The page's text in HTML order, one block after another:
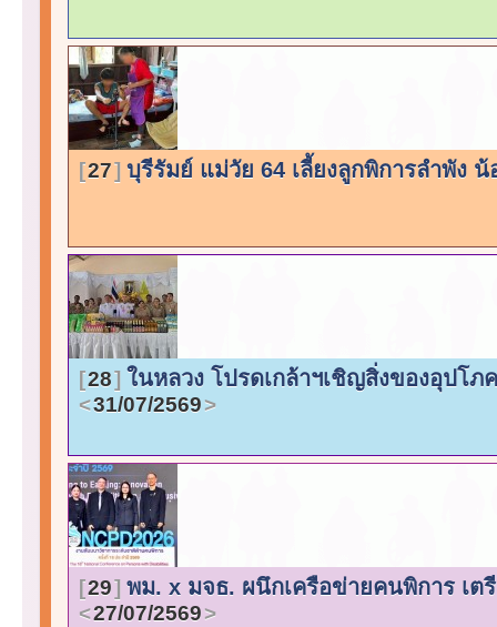
27 บุรีรัมย์ แม่วัย 64 เลี้ยงลูกพิการลำพัง
28 ในหลวง โปรดเกล้าฯเชิญสิ่งของอุปโ
31/07/2569
29 พม. x มจธ. ผนึกเครือข่ายคนพิการ เต
27/07/2569